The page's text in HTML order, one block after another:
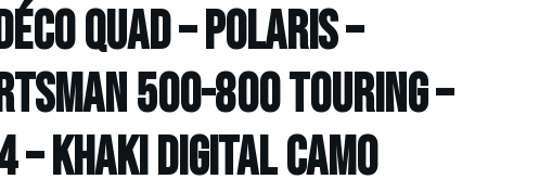
Quad – POLARIS –
500-800 TOURING –
– KHAKI DIGITAL CAMO